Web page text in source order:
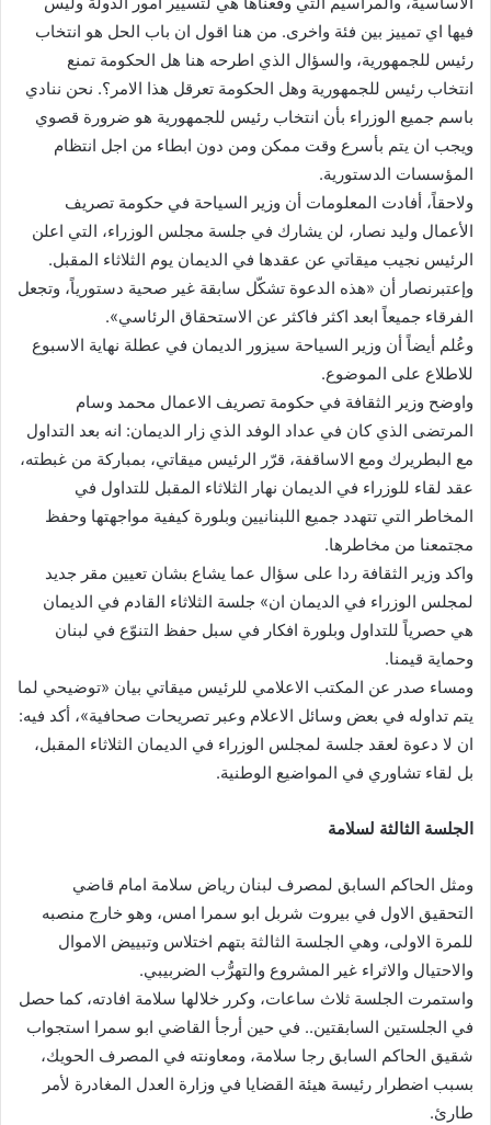
فيها اي تمييز بين فئة واخرى. من هنا اقول ان باب الحل هو انتخاب
رئيس للجمهورية، والسؤال الذي اطرحه هنا هل الحكومة تمنع
انتخاب رئيس للجمهورية وهل الحكومة تعرقل هذا الامر؟. نحن ننادي
باسم جميع الوزراء بأن انتخاب رئيس للجمهورية هو ضرورة قصوي
ويجب ان يتم بأسرع وقت ممكن ومن دون ابطاء من اجل انتظام
المؤسسات الدستورية.
ولاحقاً، أفادت المعلومات أن وزير السياحة في حكومة تصريف
الأعمال وليد نصار، لن يشارك في جلسة مجلس الوزراء، التي اعلن
الرئيس نجيب ميقاتي عن عقدها في الديمان يوم الثلاثاء المقبل.
وإعتبرنصار أن «هذه الدعوة تشكّل سابقة غير صحية دستورياً، وتجعل
الفرقاء جميعاً ابعد اكثر فاكثر عن الاستحقاق الرئاسي».
وعُلم أيضاً أن وزير السياحة سيزور الديمان في عطلة نهاية الاسبوع
للاطلاع على الموضوع.
واوضح وزير الثقافة في حكومة تصريف الاعمال محمد وسام
المرتضى الذي كان في عداد الوفد الذي زار الديمان: انه بعد التداول
مع البطريرك ومع الاساقفة، قرّر الرئيس ميقاتي، بمباركة من غبطته،
عقد لقاء للوزراء في الديمان نهار الثلاثاء المقبل للتداول في
المخاطر التي تتهدد جميع اللبنانيين وبلورة كيفية مواجهتها وحفظ
مجتمعنا من مخاطرها.
واكد وزير الثقافة ردا على سؤال عما يشاع بشان تعيين مقر جديد
لمجلس الوزراء في الديمان ان» جلسة الثلاثاء القادم في الديمان
هي حصرياً للتداول وبلورة افكار في سبل حفظ التنوّع في لبنان
وحماية قيمنا.
ومساء صدر عن المكتب الاعلامي للرئيس ميقاتي بيان «توضيحي لما
يتم تداوله في بعض وسائل الاعلام وعبر تصريحات صحافية»، أكد فيه:
ان لا دعوة لعقد جلسة لمجلس الوزراء في الديمان الثلاثاء المقبل،
بل لقاء تشاوري في المواضيع الوطنية.
الجلسة الثالثة لسلامة
ومثل الحاكم السابق لمصرف لبنان رياض سلامة امام قاضي
التحقيق الاول في بيروت شربل ابو سمرا امس، وهو خارج منصبه
للمرة الاولى، وهي الجلسة الثالثة بتهم اختلاس وتبييض الاموال
والاحتيال والاثراء غير المشروع والتهرُّب الضربيبي.
واستمرت الجلسة ثلاث ساعات، وكرر خلالها سلامة افادته، كما حصل
في الجلستين السابقتين.. في حين أرجأ القاضي ابو سمرا استجواب
شقيق الحاكم السابق رجا سلامة، ومعاونته في المصرف الحويك،
بسبب اضطرار رئيسة هيئة القضايا في وزارة العدل المغادرة لأمر
طارئ.